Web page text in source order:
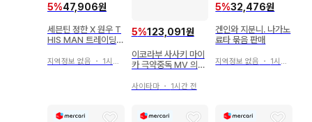
5%47,906원
세븐틴 정한 X 원우 T
HIS MAN 트레이딩
지역정보 없음 ・ 1시간 전
5%123,091원
이코라부 사사키 마이
카 극약중독 MV 의상
사이타마・ 1시간 전
5%32,476원
겐인와 지분니. 나가노
료타 묶음 판매
지역정보 없음 ・ 1시간 전